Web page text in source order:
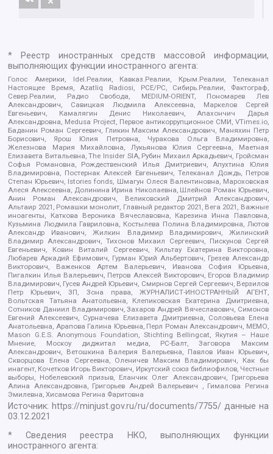
* Реестр иностранных средств массовой информации,
выполняющих функции иностранного агента:
Голос Америки, Idel.Реалии, Кавказ.Реалии, Крым.Реалии, Телеканал
Настоящее Время, Azatliq Radiosi, PCE/PC, Сибирь.Реалии, Фактограф,
Север.Реалии, Радио Свобода, MEDIUM-ORIENT, Пономарев Лев
Александрович, Савицкая Людмила Алексеевна, Маркелов Сергей
Евгеньевич, Камалягин Денис Николаевич, Апахончич Дарья
Александровна, Medusa Project, Первое антикоррупционное СМИ, VTimes.io,
Баданин Роман Сергеевич, Гликин Максим Александрович, Маняхин Петр
Борисович, Ярош Юлия Петровна, Чуракова Ольга Владимировна,
Железнова Мария Михайловна, Лукьянова Юлия Сергеевна, Маетная
Елизавета Витальевна, The Insider SIA, Рубин Михаил Аркадьевич, Гройсман
Софья Романовна, Рождественский Илья Дмитриевич, Апухтина Юлия
Владимировна, Постернак Алексей Евгеньевич, Телеканал Дождь, Петров
Степан Юрьевич, Istories fonds, Шмагун Олеся Валентиновна, Мароховская
Алеся Алексеевна, Долинина Ирина Николаевна, Шлейнов Роман Юрьевич,
Анин Роман Александрович, Великовский Дмитрий Александрович,
Альтаир 2021, Ромашки монолит, Главный редактор 2021, Вега 2021, Важные
иноагенты, Каткова Вероника Вячеславовна, Карезина Инна Павловна,
Кузьмина Людмила Гавриловна, Костылева Полина Владимировна, Лютов
Александр Иванович, Жилкин Владимир Владимирович, Жилинский
Владимир Александрович, Тихонов Михаил Сергеевич, Пискунов Сергей
Евгеньевич, Ковин Виталий Сергеевич, Кильтау Екатерина Викторовна,
Любарев Аркадий Ефимович, Гурман Юрий Альбертович, Грезев Александр
Викторович, Важенков Артем Валерьевич, Иванова София Юрьевна,
Пигалкин Илья Валерьевич, Петров Алексей Викторович, Егоров Владимир
Владимирович, Гусев Андрей Юрьевич, Смирнов Сергей Сергеевич, Верзилов
Петр Юрьевич, ЗП, Зона права, ЖУРНАЛИСТ-ИНОСТРАННЫЙ АГЕНТ,
Вольтская Татьяна Анатольевна, Клепиковская Екатерина Дмитриевна,
Сотников Даниил Владимирович, Захаров Андрей Вячеславович, Симонов
Евгений Алексеевич, Сурначева Елизавета Дмитриевна, Соловьева Елена
Анатольевна, Арапова Галина Юрьевна, Перл Роман Александрович, МЕМО,
Mason G.E.S. Anonymous Foundation, Stichting Bellingcat, Якутия – Наше
Мнение, Москоу диджитал медиа, РС-Балт, Заговора Максим
Александрович, Ветошкина Валерия Валерьевна, Павлов Иван Юрьевич,
Скворцова Елена Сергеевна, Оленичев Максим Владимирович, Как бы
инагент, Кочетков Игорь Викторович, Иркутский союз библиофилов, Честные
выборы, Нобелевский призыв, Еланчик Олег Александрович, Григорьева
Алина Александровна, Григорьев Андрей Валерьевич , Гималова Регина
Эмилевна, Хисамова Регина Фаритовна
Источник: https://minjust.gov.ru/ru/documents/7755/ данные на
03.12.2021
* Сведения реестра НКО, выполняющих функции
иностранного агента: